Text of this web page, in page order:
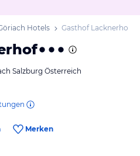
Hotels Gasthof Lacknerhof
Salzburg Österreich
Merken